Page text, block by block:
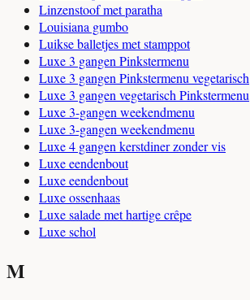
Linzenstoof met paratha
Louisiana gumbo
Luikse balletjes met stamppot
Luxe 3 gangen Pinkstermenu
Luxe 3 gangen Pinkstermenu vegetarisch
Luxe 3 gangen vegetarisch Pinkstermenu
Luxe 3-gangen weekendmenu
Luxe 3-gangen weekendmenu
Luxe 4 gangen kerstdiner zonder vis
Luxe eendenbout
Luxe eendenbout
Luxe ossenhaas
Luxe salade met hartige crêpe
Luxe schol
M